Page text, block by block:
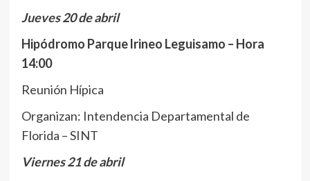
Jueves 20 de abril
Hipódromo Parque lrineo Leguisamo – Hora
14:00
Reunión Hípica
Organizan: Intendencia Departamental de
Florida – SINT
Viernes 21 de abril